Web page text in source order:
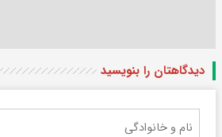
دیدگاهتان را بنویسید